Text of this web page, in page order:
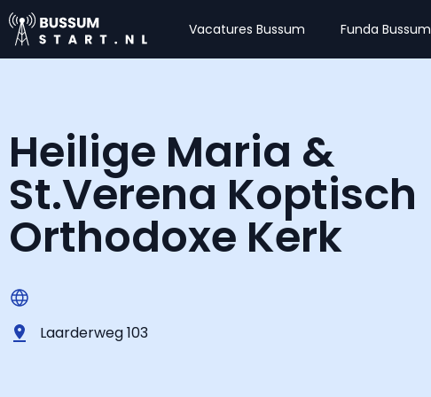
Vacatures Bussum Funda Bussum
Heilige Maria &
St.Verena Koptisch
Orthodoxe Kerk
Laarderweg 103